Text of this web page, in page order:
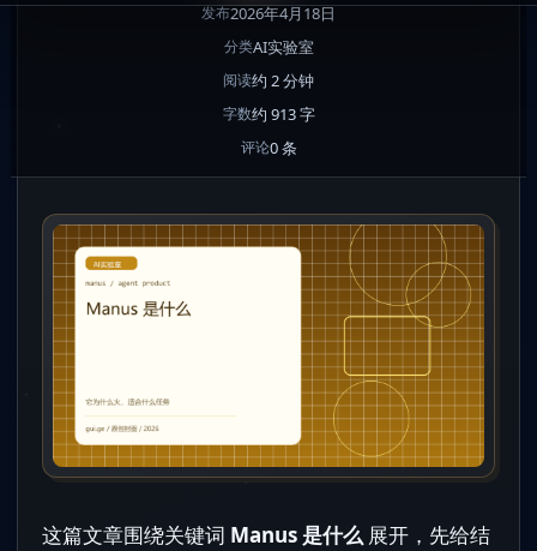
发布2026年4月18日
分类AI实验室
阅读约 2 分钟
字数约 913 字
评论0 条
这篇文章围绕关键词 Manus 是什么 展开，先给结